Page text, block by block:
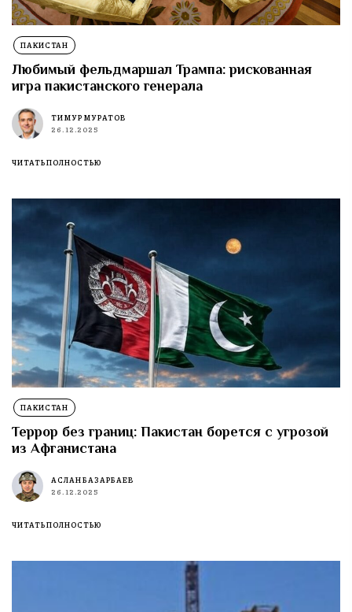
ПАКИСТАН
Любимый фельдмаршал Трампа: рискованная
игра пакистанского генерала
ТИМУР МУРАТОВ
26.12.2025
ЧИТАТЬ ПОЛНОСТЬЮ
ПАКИСТАН
Террор без границ: Пакистан борется с угрозой
из Афганистана
АСЛАН БАЗАРБАЕВ
26.12.2025
ЧИТАТЬ ПОЛНОСТЬЮ